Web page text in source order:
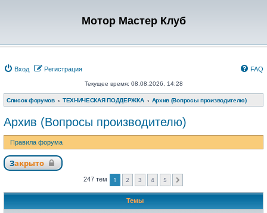
Мотор Мастер Клуб
Вход Регистрация FAQ
Текущее время: 08.08.2026, 14:28
Список форумов ТЕХНИЧЕСКАЯ ПОДДЕРЖКА Архив (Вопросы производителю)
Архив (Вопросы производителю)
Правила форума
Закрыто
247 тем 1 2 3 4 5
Темы